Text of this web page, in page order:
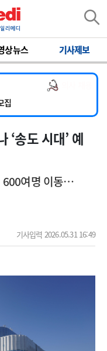
상뉴스 기사제보
상의사 채용
계약직 의사 공개채용
집
) 모집
의사 채용
‘송도 시대’ 예
600여명 이동…
기사입력 2026.05.31 16:49